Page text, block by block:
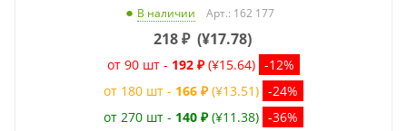
В наличии Арт.: 162 177
218₽ (¥17.78)
от 90 шт - 192 ₽ (¥15.64) -12%
от 180 шт - 166 ₽ (¥13.51) -24%
от 270 шт - 140 ₽ (¥11.38) -36%